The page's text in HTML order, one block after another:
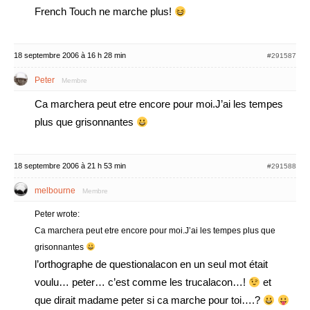
French Touch ne marche plus!
18 septembre 2006 à 16 h 28 min #291587
Peter Membre
Ca marchera peut etre encore pour moi.J’ai les tempes
plus que grisonnantes
18 septembre 2006 à 21 h 53 min #291588
melbourne Membre
Peter wrote:
Ca marchera peut etre encore pour moi.J’ai les tempes plus que
grisonnantes
l’orthographe de questionalacon en un seul mot était
voulu… peter… c’est comme les trucalacon…!
et
que dirait madame peter si ca marche pour toi….?